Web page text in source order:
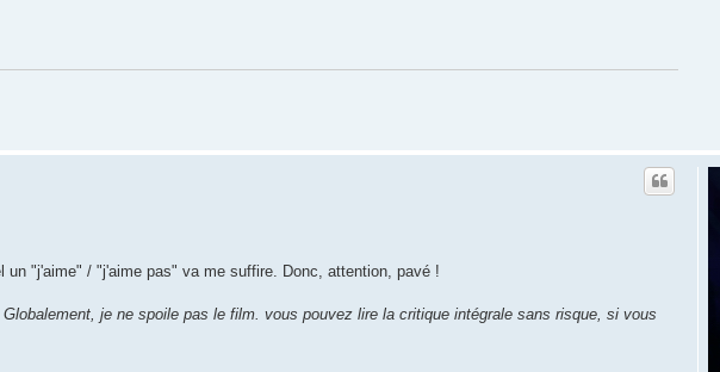
"j'aime" / "j'aime pas" va me suffire. Donc, attention, pavé !
je ne spoile pas le film. vous pouvez lire la critique intégrale sans risque, si vous